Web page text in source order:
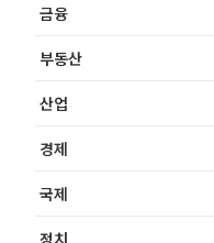
금융
부동산
산업
경제
국제
정치